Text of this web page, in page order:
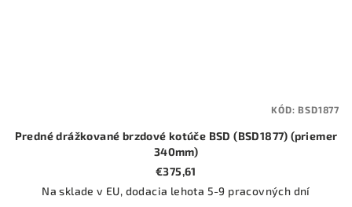
Predné drážkované brzdové kotúče BSD (BSD1877) (priemer
340mm)
€375,61
Na sklade v EU, dodacia lehota 5-9 pracovných dní
KÓD:BSD1877